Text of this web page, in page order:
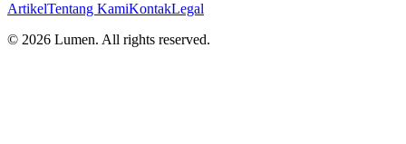
ArtikelTentang KamiKontakLegal
© 2026 Lumen. All rights reserved.